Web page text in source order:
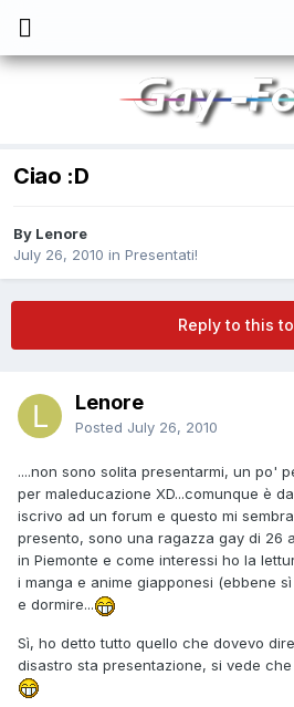
Ciao :D
By Lenore
July 26, 2010 in Presentati!
Reply to this
Lenore
Posted July 26, 2010
....non sono solita presentarmi, un po'
per maleducazione XD...comunque è
iscrivo ad un forum e questo mi
presento, sono una ragazza gay di 26
in Piemonte e come interessi ho la
i manga e anime giapponesi (ebbene
e dormire...
Sì, ho detto tutto quello che dovevo
disastro sta presentazione, si vede